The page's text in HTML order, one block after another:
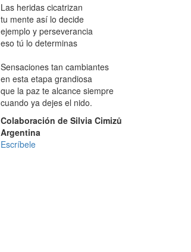
Las heridas cicatrizan
tu mente así lo decide
ejemplo y perseverancia
eso tú lo determinas
Sensaciones tan cambiantes
en esta etapa grandiosa
que la paz te alcance siempre
cuando ya dejes el nido.
Colaboración de Silvia Cimizů
Argentina
Escríbele